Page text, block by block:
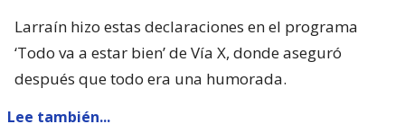
Larraín hizo estas declaraciones en el programa
‘Todo va a estar bien’ de Vía X, donde aseguró
después que todo era una humorada.
Lee también...